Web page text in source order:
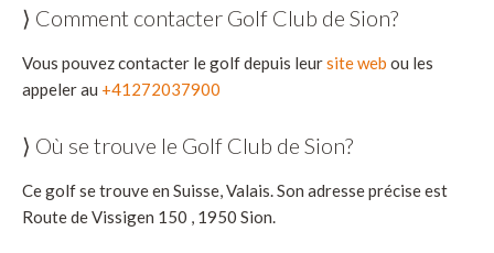
⟩ Comment contacter Golf Club de Sion?
Vous pouvez contacter le golf depuis leursite web ou les
appeler au +41272037900
⟩ Où se trouve le Golf Club de Sion?
Ce golf se trouve en Suisse, Valais. Son adresse précise est
Route de Vissigen 150 , 1950 Sion.